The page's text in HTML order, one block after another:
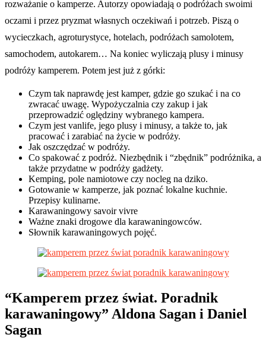
rozważanie o kamperze. Autorzy opowiadają o podróżach swoimi
oczami i przez pryzmat własnych oczekiwań i potrzeb. Piszą o
wycieczkach, agroturystyce, hotelach, podróżach samolotem,
samochodem, autokarem… Na koniec wyliczają plusy i minusy
podróży kamperem. Potem jest już z górki:
Czym tak naprawdę jest kamper, gdzie go szukać i na co
zwracać uwagę. Wypożyczalnia czy zakup i jak
przeprowadzić oględziny wybranego kampera.
Czym jest vanlife, jego plusy i minusy, a także to, jak
pracować i zarabiać na życie w podróży.
Jak oszczędzać w podróży.
Co spakować z podróż. Niezbędnik i “zbędnik” podróżnika, a
także przydatne w podróży gadżety.
Kemping, pole namiotowe czy nocleg na dziko.
Gotowanie w kamperze, jak poznać lokalne kuchnie.
Przepisy kulinarne.
Karawaningowy savoir vivre
Ważne znaki drogowe dla karawaningowców.
Słownik karawaningowych pojęć.
“Kamperem przez świat. Poradnik
karawaningowy” Aldona Sagan i Daniel
Sagan